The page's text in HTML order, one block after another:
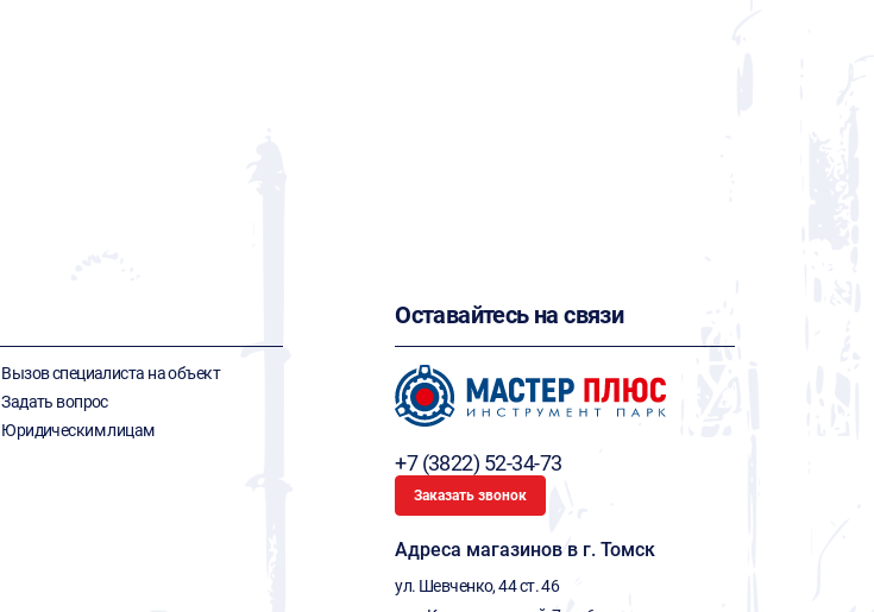
Вызов специалиста на объект
Задать вопрос
Юридическим лицам
Оставайтесь на связи
+7 (3822) 52-34-73
Заказать звонок
Адреса магазинов в г. Томск
ул. Шевченко, 44 ст. 46